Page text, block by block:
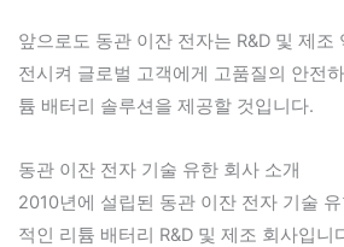
앞으로도 동관 이잔 전자는 R&D 및 제조
전시켜 글로벌 고객에게 고품질의 안전
튬 배터리 솔루션을 제공할 것입니다.
동관 이잔 전자 기술 유한 회사 소개
2010년에 설립된 동관 이잔 전자 기술
적인 리튬 배터리 R&D 및 제조 회사입니